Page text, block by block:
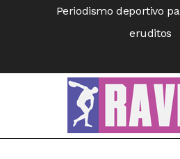
Periodismo deportivo
eruditos